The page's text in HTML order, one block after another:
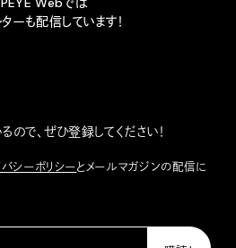
ーも配信しています！
で、ぜひ登録してください！
シーポリシーとメールマガジンの配信に